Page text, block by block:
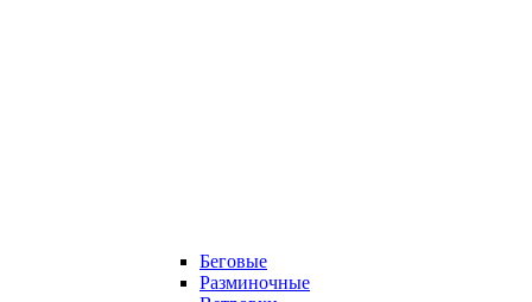
Беговые
Разминочные